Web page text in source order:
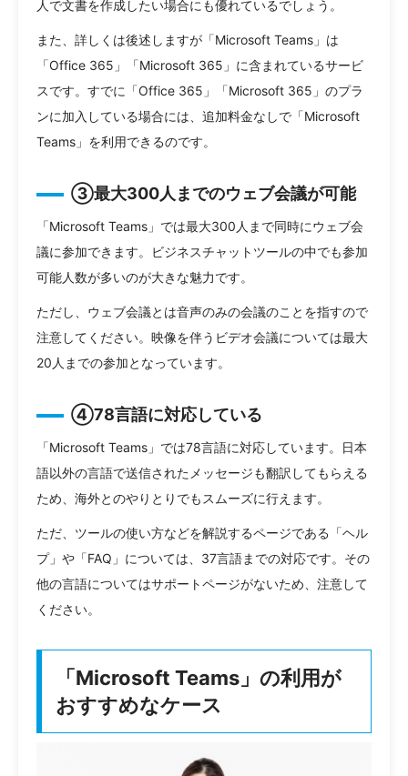
人で文書を作成したい場合にも優れているでしょう。
また、詳しくは後述しますが「Microsoft Teams」は
「Office 365」「Microsoft 365」に含まれているサービ
スです。すでに「Office 365」「Microsoft 365」のプラ
ンに加入している場合には、追加料金なしで「Microsoft
Teams」を利用できるのです。
③最大300人までのウェブ会議が可能
「Microsoft Teams」では最大300人まで同時にウェブ会
議に参加できます。ビジネスチャットツールの中でも参加
可能人数が多いのが大きな魅力です。
ただし、ウェブ会議とは音声のみの会議のことを指すので
注意してください。映像を伴うビデオ会議については最大
20人までの参加となっています。
④78言語に対応している
「Microsoft Teams」では78言語に対応しています。日本
語以外の言語で送信されたメッセージも翻訳してもらえる
ため、海外とのやりとりでもスムーズに行えます。
ただ、ツールの使い方などを解説するページである「ヘル
プ」や「FAQ」については、37言語までの対応です。その
他の言語についてはサポートページがないため、注意して
ください。
「Microsoft Teams」の利用が
おすすめなケース